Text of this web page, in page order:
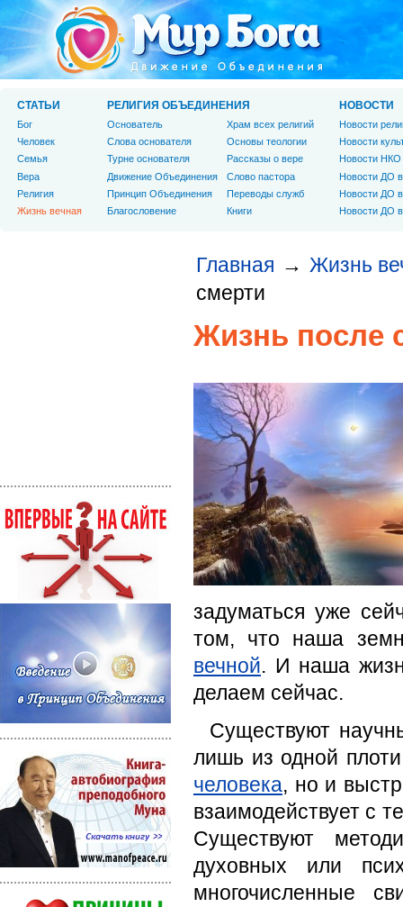
Главная → Жизнь
смерти
Жизнь после
задуматься уже
том, что наша
вечной. И наша
делаем сейчас.
Существуют
лишь из одной
человека, но и
взаимодействует с
Существуют
духовных или
многочисленные
СТАТЬИ
Бог
Человек
Cемья
Вера
Религия
Жизнь вечная
РЕЛИГИЯ ОБЪЕДИНЕНИЯ
Основатель
Слова основателя
Турне основателя
Движение Объединения
Принцип Объединения
Благословение
Храм всех религий
Основы теологии
Рассказы о вере
Слово пастора
Переводы служб
Книги
НОВОСТИ
Новости
Новости
Новости НКО
Новости ДО
Новости ДО
Новости ДО